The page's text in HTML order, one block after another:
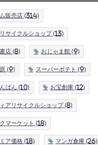
販売店 (314)
サイクルショップ(13)
店 (8) おじゃま館(9)
(9) スーパーポテト (9)
ばん (10) お宝創庫 (12)
アリサイクルショップ(8)
マーケット (18)
ア価格(18) マンガ倉庫 (26)